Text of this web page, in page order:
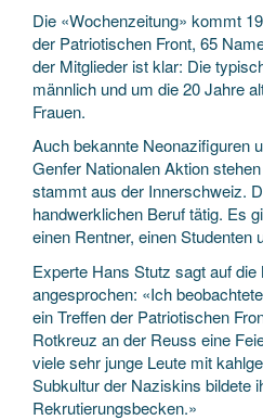
Die «Wochenzeitung» kommt
der Patriotischen Front, 65
der Mitglieder ist klar: Die
männlich und um die 20 Jahre
Frauen.
Auch bekannte Neonazifiguren
Genfer Nationalen Aktion
stammt aus der Innerschweiz.
handwerklichen Beruf tätig. Es
einen Rentner, einen Studenten
Experte Hans Stutz sagt auf
angesprochen: «Ich
ein Treffen der Patriotischen
Rotkreuz an der Reuss eine
viele sehr junge Leute mit
Subkultur der Naziskins bildete
Rekrutierungsbecken.»